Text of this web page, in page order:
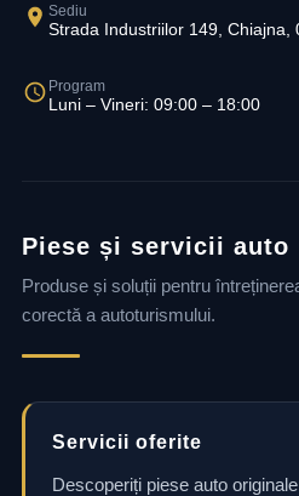
Sediu
Strada Industriilor 149, Chiajna,
Program
Luni – Vineri: 09:00 – 18:00
Piese și servicii auto
Produse și soluții pentru
corectă a autoturismului.
Servicii oferite
Descoperiți piese auto